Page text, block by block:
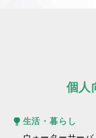
個人
生活・暮らし